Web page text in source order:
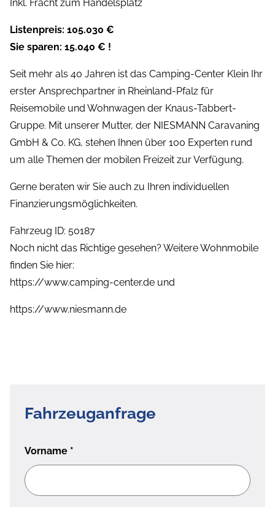
Inkl. Fracht zum Handelsplatz
Listenpreis: 105.030 €
Sie sparen: 15.040 € !
Seit mehr als 40 Jahren ist das Camping-Center Klein Ihr
erster Ansprechpartner in Rheinland-Pfalz für
Reisemobile und Wohnwagen der Knaus-Tabbert-
Gruppe. Mit unserer Mutter, der NIESMANN Caravaning
GmbH & Co. KG, stehen Ihnen über 100 Experten rund
um alle Themen der mobilen Freizeit zur Verfügung.
Gerne beraten wir Sie auch zu Ihren individuellen
Finanzierungsmöglichkeiten.
Fahrzeug ID: 50187
Noch nicht das Richtige gesehen? Weitere Wohnmobile
finden Sie hier:
https://www.camping-center.de und
https://www.niesmann.de
Fahrzeuganfrage
Vorname *